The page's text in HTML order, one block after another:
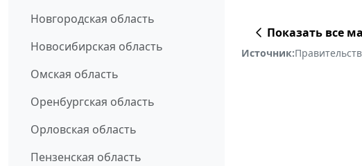
Новгородская область
Новосибирская область
Омская область
Оренбургская область
Орловская область
Пензенская область
Показать все
Источник: